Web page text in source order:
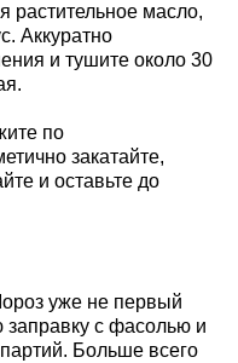
растительное масло,
Аккуратно
и тушите около 30
по
закатайте,
и оставьте до
уже не первый
заправку с фасолью и
партий. Больше всего